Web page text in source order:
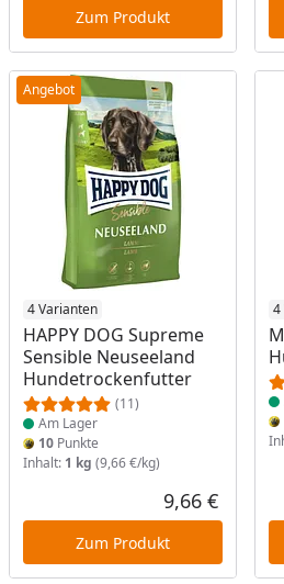
Zum Produkt
Angebot
4 Varianten
HAPPY DOG Supreme
Sensible Neuseeland
Hundetrockenfutter
(11)
Produkt am Lager
Am Lager
10 Punkte
Inhalt: 1 kg (9,66 €/kg)
9,66 €
Zum Produkt
4